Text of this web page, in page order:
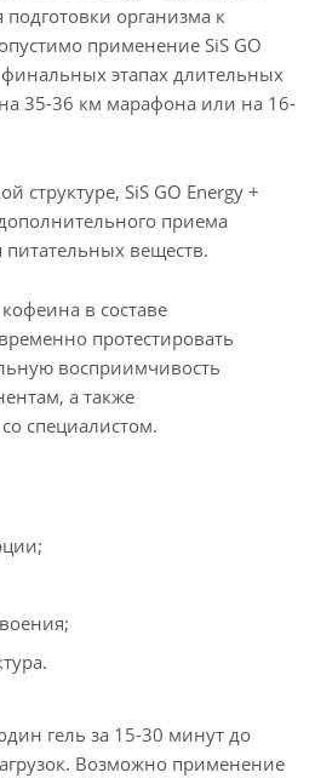
организма к
применение SiS GO
финальных этапах длительных
35-36 км марафона или на 16-
структуре, SiS GO Energy +
приема
веществ.
в составе
протестировать
восприимчивость
а также
специалистом.
гель за 15-30 минут до
Возможно применение